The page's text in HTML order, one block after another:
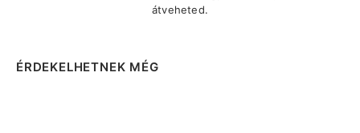
átveheted.
ÉRDEKELHETNEK MÉG